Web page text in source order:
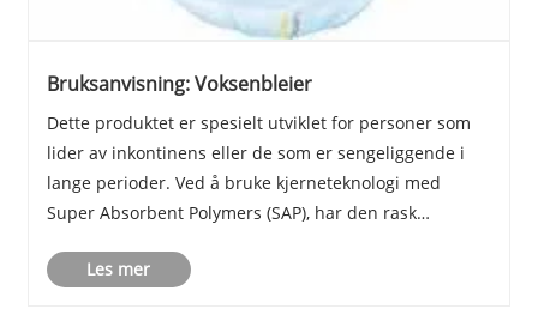
Bruksanvisning: Voksenbleier
Dette produktet er spesielt utviklet for personer som
lider av inkontinens eller de som er sengeliggende i
lange perioder. Ved å bruke kjerneteknologi med
Super Absorbent Polymers (SAP), har den rask
unike 3D-lekkasjebeskyttelsen forhindrer effektivt......
Les mer